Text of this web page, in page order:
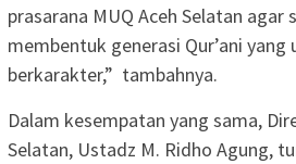
prasarana MUQ Aceh Selatan agar
membentuk generasi Qur’ani yang
berkarakter,” tambahnya.
Dalam kesempatan yang sama,
Selatan, Ustadz M. Ridho Agung,